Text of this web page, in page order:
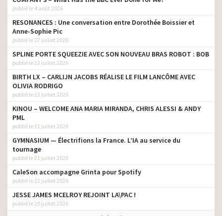
publié le 4 août 2026
RESONANCES : Une conversation entre Dorothée Boissier et
Anne-Sophie Pic
publié le 27 juillet 2026
SPLINE PORTE SQUEEZIE AVEC SON NOUVEAU BRAS ROBOT : BOB
publié le 23 juillet 2026
BIRTH LX – CARLIJN JACOBS RÉALISE LE FILM LANCÔME AVEC
OLIVIA RODRIGO
publié le 23 juillet 2026
KINOU – WELCOME ANA MARIA MIRANDA, CHRIS ALESSI & ANDY
PML
publié le 21 juillet 2026
GYMNASIUM — Électrifions la France. L’IA au service du
tournage
publié le 21 juillet 2026
CaleSon accompagne Grinta pour Spotify
publié le 21 juillet 2026
JESSE JAMES MCELROY REJOINT LA\PAC !
publié le 20 juillet 2026